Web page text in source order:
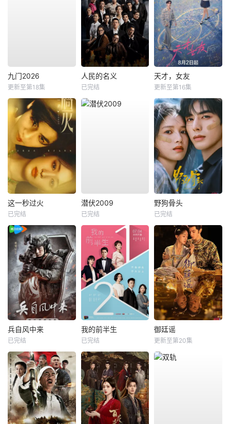
九门2026
更新至第18集
人民的名义
已完结
天才，女友
更新至第16集
这一秒过火
已完结
潜伏2009
已完结
野狗骨头
已完结
兵自风中来
已完结
我的前半生
已完结
御廷谣
更新至第20集